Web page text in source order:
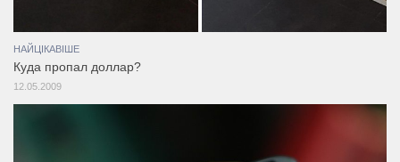
НАЙЦІКАВІШЕ
Куда пропал доллар?
12.05.2009